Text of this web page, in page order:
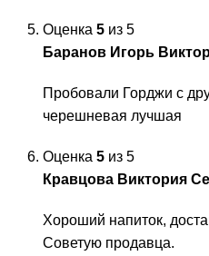
Оценка 5 из 5
Баранов Игорь
Пробовали Горджи с
черешневая лучшая
Оценка 5 из 5
Кравцова Виктория
Хороший напиток,
Советую продавца.